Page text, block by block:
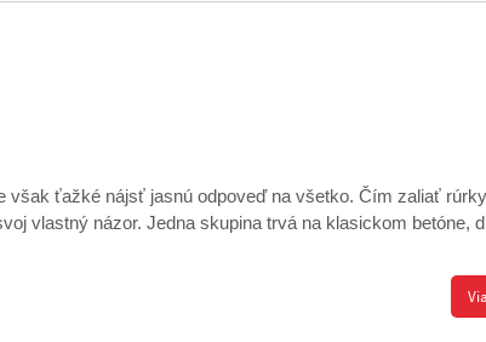
však ťažké nájsť jasnú odpoveď na všetko. Čím zaliať rúrky
vlastný názor. Jedna skupina trvá na klasickom betóne,